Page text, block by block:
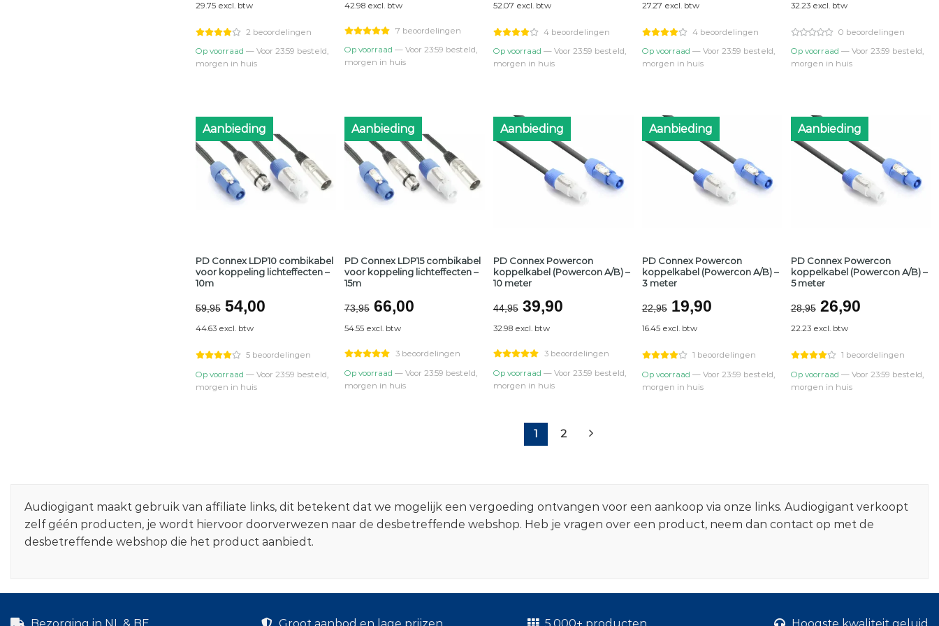
was:
€41,95.€36,00.
29.75 excl. btw
2 beoordelingen
Op voorraad — Voor 23:59 besteld,
morgen in huis
was:
€58,95.€52,00.
42.98 excl. btw
7 beoordelingen
Op voorraad — Voor 23:59 besteld,
morgen in huis
was:
€72,95.€63,00.
52.07 excl. btw
4 beoordelingen
Op voorraad — Voor 23:59 besteld,
morgen in huis
was:
€35,95.€33,00.
27.27 excl. btw
4 beoordelingen
Op voorraad — Voor 23:59 besteld,
morgen in huis
was:
€43,95.€39,00.
32.23 excl. btw
0 beoordelingen
Op voorraad — Voor 23:59 besteld,
morgen in huis
Aanbieding
PD Connex LDP10 combikabel
voor koppeling lichteffecten –
10m
59,95 Oorspronkelijke
prijs
was:
€59,95.
54,00Huidige
€54,00.
44.63 excl. btw
5 beoordelingen
Op voorraad — Voor 23:59 besteld,
morgen in huis
Aanbieding
PD Connex LDP15 combikabel
voor koppeling lichteffecten –
15m
73,95 Oorspronkelijke
prijs
was:
€73,95.
66,00Huidige
€66,00.
54.55 excl. btw
3 beoordelingen
Op voorraad — Voor 23:59 besteld,
morgen in huis
Aanbieding
PD Connex Powercon
koppelkabel (Powercon A/B) –
10 meter
44,95 Oorspronkelijke
prijs
was:
€44,95.
39,90Huidige
€39,90.
32.98 excl. btw
3 beoordelingen
Op voorraad — Voor 23:59 besteld,
morgen in huis
Aanbieding
PD Connex Powercon
koppelkabel (Powercon A/B) –
3 meter
22,95 Oorspronkelijke
prijs
was:
€22,95.
19,90Huidige
€19,90.
16.45 excl. btw
1 beoordelingen
Op voorraad — Voor 23:59 besteld,
morgen in huis
Aanbieding
PD Connex Powercon
koppelkabel (Powercon A/B) –
5 meter
28,95
prijs
was:
€28,95.
26,90Huidige
€26,90.
22.23 excl. btw
1 beoordelingen
Op voorraad — Voor 23:59 besteld,
morgen in huis
1 2
Audiogigant maakt gebruik van affiliate links, dit betekent dat we mogelijk een vergoeding ontvangen voor een aankoop via onze links. Audiogigant verkoopt
zelf géén producten, je wordt hiervoor doorverwezen naar de desbetreffende webshop. Heb je vragen over een product, neem dan contact op met de
desbetreffende webshop die het product aanbiedt.